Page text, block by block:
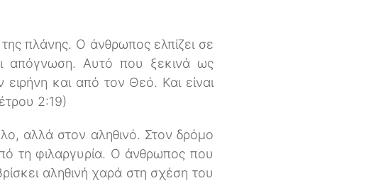
πλάνης. Ο άνθρωπος ελπίζει σε
απόγνωση. Αυτό που ξεκινά ως
ειρήνη και από τον Θεό. Και είναι
2:19)
αλλά στον αληθινό. Στον δρόμο
τη φιλαργυρία. Ο άνθρωπος που
αληθινή χαρά στη σχέση του